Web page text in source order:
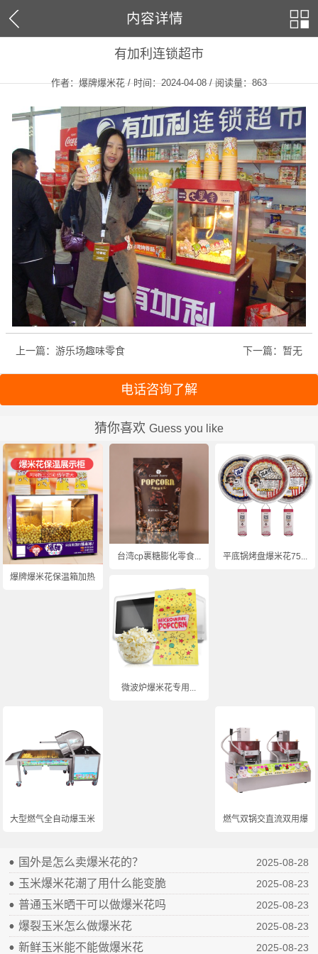
内容详情
有加利连锁超市
作者：爆牌爆米花 / 时间：2024-04-08 / 阅读量：863
上一篇：游乐场趣味零食 下一篇：暂无
电话咨询了解
猜你喜欢 Guess you like
爆牌爆米花保温箱加热...
台湾cp裹糖膨化零食... 平底锅烤盘爆米花75...
微波炉爆米花专用...
大型燃气全自动爆玉米... 燃气双锅交直流双用爆...
国外是怎么卖爆米花的？ 2025-08-28
玉米爆米花潮了用什么能变脆 2025-08-23
普通玉米晒干可以做爆米花吗 2025-08-23
爆裂玉米怎么做爆米花 2025-08-23
新鲜玉米能不能做爆米花 2025-08-23